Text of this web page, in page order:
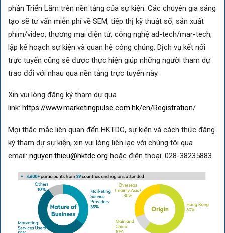
phần Triển Lãm trên nền tảng của sự kiện. Các chuyên gia sáng
tạo sẽ tư vấn miễn phí về SEM, tiếp thị kỹ thuật số, sản xuất
phim/video, thương mại điện tử, công nghệ ad-tech/mar-tech,
lập kế hoạch sự kiện và quan hệ công chúng. Dịch vụ kết nối
trực tuyến cũng sẽ được thực hiện giúp những người tham dự
trao đổi với nhau qua nền tảng trực tuyến này.
Xin vui lòng đăng ký tham dự qua
link: https://www.marketingpulse. com.hk/en/Registration/
Mọi thắc mắc liên quan đến HKTDC, sự kiện và cách thức đăng
ký tham dự sự kiện, xin vui lòng liên lạc với chúng tôi qua
email: nguyen.thieu@hktdc.org hoặc điện thoại: 028-38235883.